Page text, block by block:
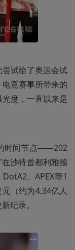
试给了奥运会试
竞赛事所带来的
度，一直以来是
时间节点——202
沙特首都利雅德
、APEX等1
（约为4.34亿人
纪录。